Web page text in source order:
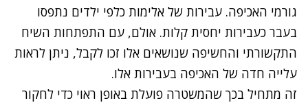
גורמי האכיפה. עבירות של אלימות כלפי ילדים נתפסו
בעבר כעבירות יחסית קלות. אולם, עם התפתחות השיח
התקשורתי והחשיפה שנושאים אלו זכו לקבל, ניתן לראות
עלייה חדה של האכיפה בעבירות אלו.
זה מתחיל בכך שהמשטרה פועלת באופן ראוי כדי לחקור